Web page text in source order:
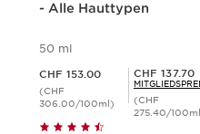
1 item
Mildert erste Falten
Versorgt die Haut
Glättet die Haut
- Alle Hauttypen
50 ml
CHF 153.00
(CHF
306.00/100ml)
Mitgliederpreis CHF 137.70
CHF 137.70
(CHF
275.40/
Schnellansicht